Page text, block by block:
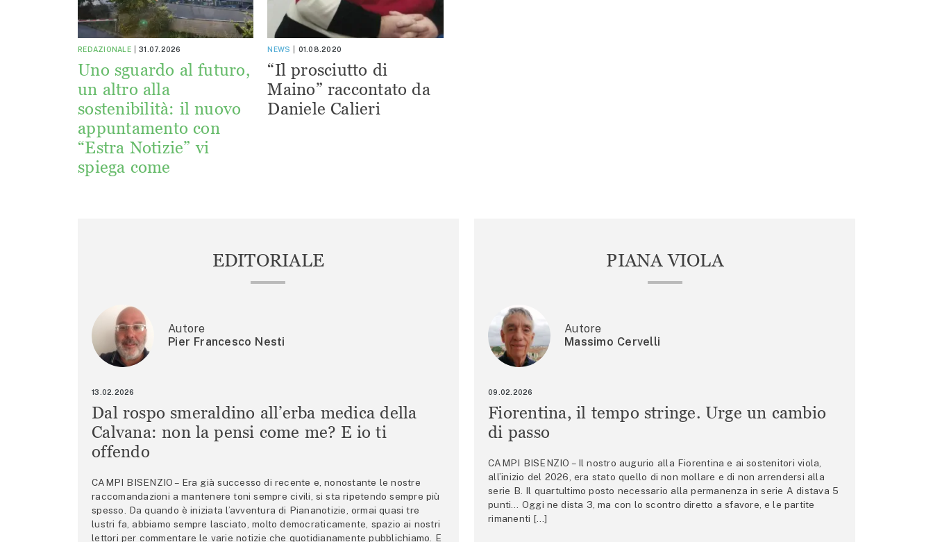
REDAZIONALE 31.07.2026
Uno sguardo al futuro,
un altro alla
sostenibilità: il nuovo
appuntamento con
“Estra Notizie” vi
spiega come
NEWS 01.08.2020
“Il prosciutto di
Maino” raccontato da
Daniele Calieri
EDITORIALE
Autore
Pier Francesco Nesti
13.02.2026
Dal rospo smeraldino all’erba medica della
Calvana: non la pensi come me? E io ti
offendo
CAMPI BISENZIO – Era già successo di recente e, nonostante le nostre
raccomandazioni a mantenere toni sempre civili, si sta ripetendo sempre più
spesso. Da quando è iniziata l’avventura di Piananotizie, ormai quasi tre
lustri fa, abbiamo sempre lasciato, molto democraticamente, spazio ai nostri
lettori per commentare le varie notizie che quotidianamente pubblichiamo. E
PIANA VIOLA
Autore
Massimo Cervelli
09.02.2026
Fiorentina, il tempo stringe. Urge un cambio
di passo
CAMPI BISENZIO – Il nostro augurio alla Fiorentina e ai sostenitori viola,
all’inizio del 2026, era stato quello di non mollare e di non arrendersi alla
serie B. Il quartultimo posto necessario alla permanenza in serie A distava 5
punti… Oggi ne dista 3, ma con lo scontro diretto a sfavore, e le partite
rimanenti […]